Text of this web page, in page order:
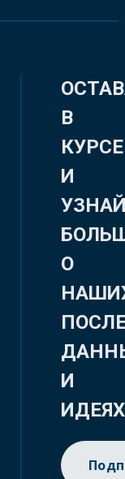
В
КУРСЕ
И
О
И
ИДЕЯХ